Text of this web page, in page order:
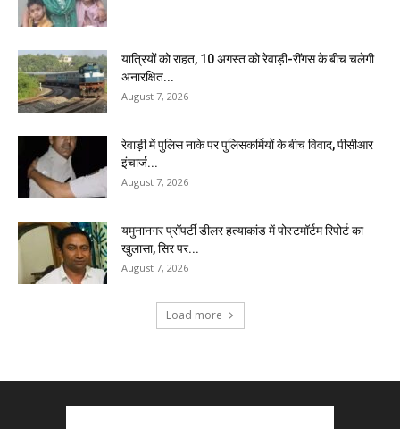
यात्रियों को राहत, 10 अगस्त को रेवाड़ी-रींगस के बीच चलेगी
अनारक्षित...
August 7, 2026
रेवाड़ी में पुलिस नाके पर पुलिसकर्मियों के बीच विवाद, पीसीआर
इंचार्ज...
August 7, 2026
यमुनानगर प्रॉपर्टी डीलर हत्याकांड में पोस्टमॉर्टम रिपोर्ट का
खुलासा, सिर पर...
August 7, 2026
Load more